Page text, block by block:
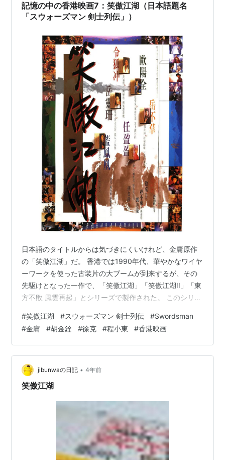
秘曲 笑傲江湖〈5〉少林寺襲撃 (徳
作者:金庸,岡崎由美,小島瑞紀
出版社/メーカー:
徳間書店
発売日:
2007/10/01
メディア:
文庫
購入: 1人 クリック: 1回
この商品を含むブログ (13件) を見る
秘曲 笑傲江湖〈6〉妖人 東方不敗
(徳間文庫)
作者:金庸,岡崎由美,小島瑞紀
出版社/メーカー:徳間書店
発売日:2007/11/02
メディア: 文庫
購入: 1人 クリック: 6回
この商品を含むブログ (11件) を見る
秘曲 笑傲江湖〈7〉鴛鴦の譜 (徳
作者: 金庸,岡崎由美,小島瑞紀
出版社/メーカー:徳間書店
発売日:2007/12/07
メディア:文庫
購入 : 2人クリック : 20回
この商品を含むブログ (14件) を見る
リスト::海外ドラマ
記憶の中の香港映画7：笑傲江湖（日本語題名
「スウォーズマン 剣士列伝」）
日本語のタイトルからは気づきにくいけれど、金庸原作
の「笑傲江湖」だ。 香港では1990年代、華やかなワイヤ
ーワークを使った古装片の大ブームが到来するが、その
先駆けとなった一作で、「笑傲江湖」「笑傲江湖II」「東
方不敗 風雲再起」とシリーズで製作された。 このシリー
い。 「笑傲江湖」豆瓣より 渋いポスター ----------------
------------- シリーズ通して監製：徐克、導演：程小東
なのだけれど、１本目だけは導演は武侠映画の巨匠胡金
銓（キン・フー）だ。但し途中で胡金銓が監督を降板、
残りを徐克と程小東で仕上げた、という噂がまことし…
#笑傲江湖 #スウォーズマン 剣士列伝 #Swordsman
#金庸 #胡金銓 #徐克 #程小東 #香港映画
jibunwaの日記 • 4年前
笑傲江湖